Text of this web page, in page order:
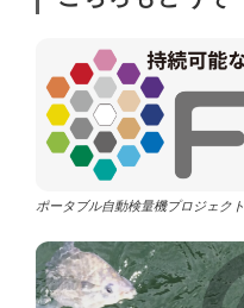
ポータブル自動検量機プロジェクト